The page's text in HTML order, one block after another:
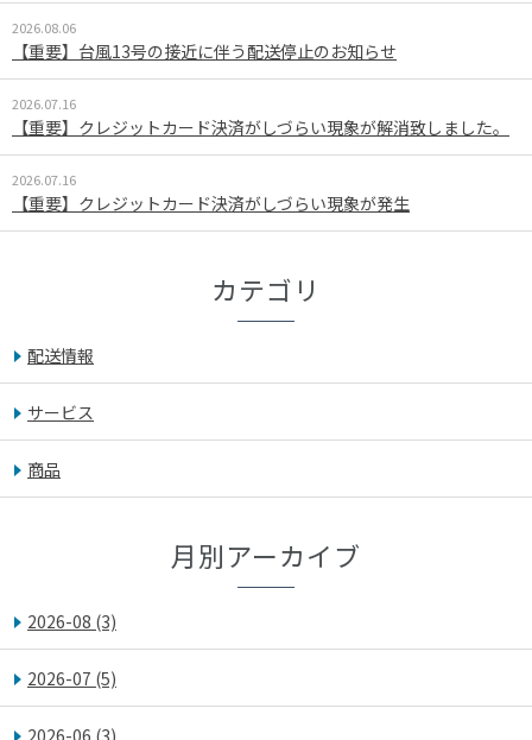
2026.08.06
【重要】台風13号の接近に伴う配送停止のお知らせ
2026.07.16
【重要】クレジットカード決済がしづらい現象が解消致しました。
2026.07.16
【重要】クレジットカード決済がしづらい現象が発生
カテゴリ
配送情報
サービス
商品
月別アーカイブ
2026-08 (3)
2026-07 (5)
2026-06 (3)